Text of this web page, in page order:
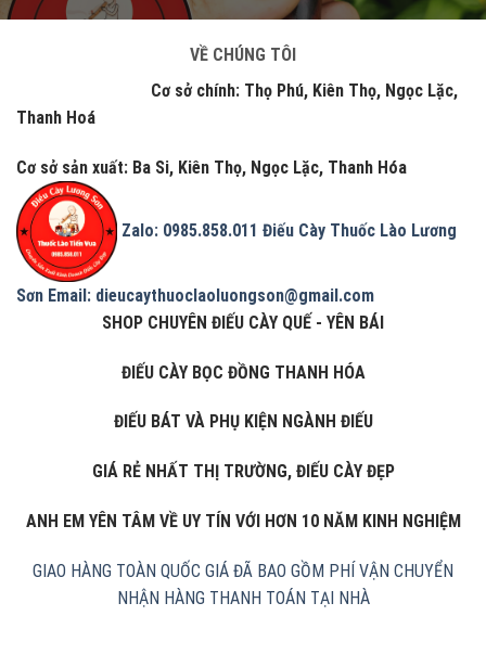
VỀ CHÚNG TÔI
Cơ sở chính: Thọ Phú, Kiên Thọ, Ngọc Lặc,
Thanh Hoá
Cơ sở sản xuất: Ba Si, Kiên Thọ, Ngọc Lặc, Thanh Hóa
Zalo: 0985.858.011 Điếu Cày Thuốc Lào Lương
Sơn Email: dieucaythuoclaoluongson@gmail.com
SHOP CHUYÊN ĐIẾU CÀY QUẾ - YÊN BÁI
ĐIẾU CÀY BỌC ĐỒNG THANH HÓA
ĐIẾU BÁT VÀ PHỤ KIỆN NGÀNH ĐIẾU
GIÁ RẺ NHẤT THỊ TRƯỜNG, ĐIẾU CÀY ĐẸP
ANH EM YÊN TÂM VỀ UY TÍN VỚI HƠN 10 NĂM KINH NGHIỆM
GIAO HÀNG TOÀN QUỐC GIÁ ĐÃ BAO GỒM PHÍ VẬN CHUYỂN
NHẬN HÀNG THANH TOÁN TẠI NHÀ